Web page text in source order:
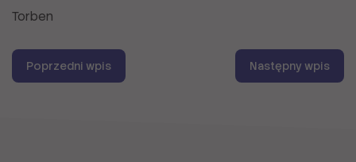
Torben
Poprzedni wpis Następny wpis